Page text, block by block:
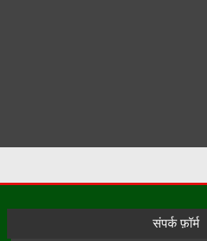
संपर्क फ़ॉर्म